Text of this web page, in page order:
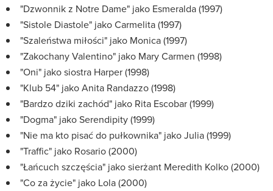
"Dzwonnik z Notre Dame" jako Esmeralda (1997)
"Sistole Diastole" jako Carmelita (1997)
"Szaleństwa miłości" jako Monica (1997)
"Zakochany Valentino" jako Mary Carmen (1998)
"Oni" jako siostra Harper (1998)
"Klub 54" jako Anita Randazzo (1998)
"Bardzo dziki zachód" jako Rita Escobar (1999)
"Dogma" jako Serendipity (1999)
"Nie ma kto pisać do pułkownika" jako Julia (1999)
"Traffic" jako Rosario (2000)
"Łańcuch szczęścia" jako sierżant Meredith Kolko (2000)
"Co za życie" jako Lola (2000)